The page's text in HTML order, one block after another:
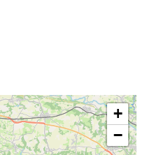
+
−